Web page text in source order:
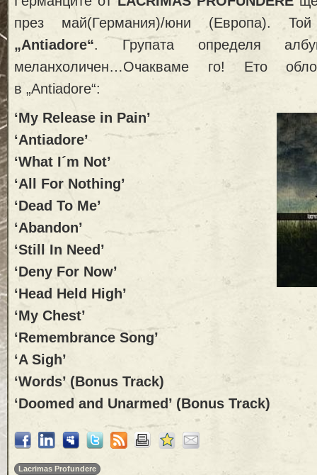
през май(Германия)/юни (Европа).
„Antiadore“. Групата определя
меланхоличен…Очакваме го! Ето
в „Antiadore“:
‘My Release in Pain’
‘Antiadore’
‘What I´m Not’
‘All For Nothing’
‘Dead To Me’
‘Abandon’
‘Still In Need’
‘Deny For Now’
‘Head Held High’
‘My Chest’
‘Remembrance Song’
‘A Sigh’
‘Words’ (Bonus Track)
‘Doomed and Unarmed’ (Bonus Track)
Lacrimas Profundere